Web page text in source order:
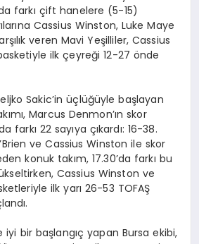
farkı çift hanelere (5-15)
Cassius Winston, Luke Maye
veren Mavi Yeşilliler, Cassius
ilk çeyreği 12-27 önde
Sakic’in üçlüğüyle başlayan
Marcus Denmon’ın skor
farkı 22 sayıya çıkardı: 16-38.
ve Cassius Winston ile skor
konuk takım, 17.30’da farkı bu
Cassius Winston ve
ilk yarı 26-53 TOFAŞ
bir başlangıç yapan Bursa ekibi,